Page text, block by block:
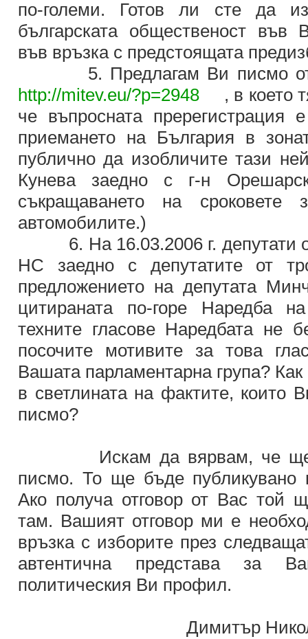
по-големи. Готов ли сте да
българската общественост
във връзка с предстоящата
5. Предлагам Ви писмо от
http://mitev.eu/?p=2948 , в което
че въпросната пререгистрация
приемането на България в
публично да изобличите тази
Кунева заедно с г-н
съкращаването на сроковете
автомобилите.)
6. На 16.03.2006 г. депутати
НС заедно с депутатите от
предложението на депутата
цитираната по-горе Наредба
техните гласове Наредбата
посочите мотивите за това
Вашата парламентарна група? Как
в светлината на фактите, които
писмо?
Искам да вярвам, че ще
писмо. То ще бъде
Ако получа отговор от Вас той
там. Вашият отговор ми е
връзка с изборите през
автентична представа за
политическия Ви профил.
Димитър Николов